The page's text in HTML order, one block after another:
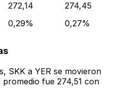
272,14
274,45
0,29% 0,27%
SKK a YER se movieron
fue 274,51 con